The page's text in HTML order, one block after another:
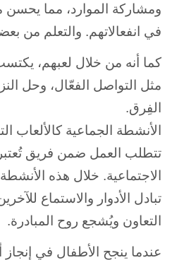
ومشاركة الموارد، مما
في انفعالاتهم. والتعلم من
كما أنه من خلال لعبهم،
مثل التواصل الفعّال، وحل
الفِرق.
الأنشطة الجماعية كالألعاب
تتطلب العمل ضمن فريق تُعتبر
الاجتماعية. خلال هذه
تبادل الأدوار والاستماع
التعاون ويُشجع روح المبادرة.
عندما ينجح الأطفال في إنجاز